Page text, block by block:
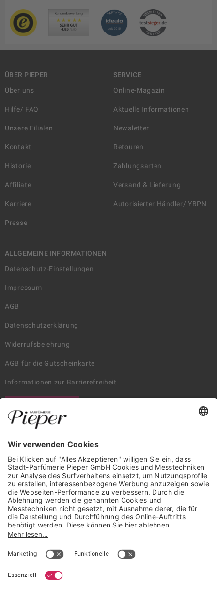
ÜBER PIEPER
Über uns
Hilfe/ FAQ
Unsere Filialen
Kontakt
Historie
Affiliate
Karriere
Presse
SERVICE
Online-Magazin
Aktuelle Informationen
Newsletter
Retouren
Zahlungsarten
Versand & Lieferung
Autorisierter Händler/ YBPN
ALLGEMEINE INFORMATIONEN
Datenschutz-Einstellungen
Impressum
AGB
Datenschutzerklärung
Widerrufsbelehrung
AGB für die Gutscheinkarte
Informationen zur Barrierefreiheit
Trusted Shops Mitglied seit 2010
* unverbindliche Preisempfehlung der Verbundgruppe beauty alliance